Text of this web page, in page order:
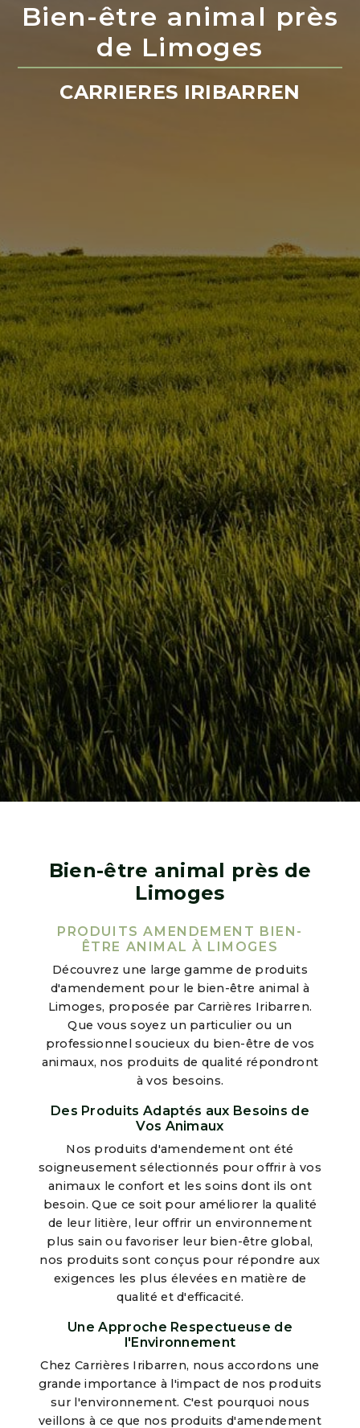
Bien-être animal près
de Limoges
CARRIERES IRIBARREN
Bien-être animal près de
Limoges
PRODUITS AMENDEMENT BIEN-
ÊTRE ANIMAL À LIMOGES
Découvrez une large gamme de produits
d'amendement pour le bien-être animal à
Limoges, proposée par Carrières Iribarren.
Que vous soyez un particulier ou un
professionnel soucieux du bien-être de vos
animaux, nos produits de qualité répondront
à vos besoins.
Des Produits Adaptés aux Besoins de
Vos Animaux
Nos produits d'amendement ont été
soigneusement sélectionnés pour offrir à vos
animaux le confort et les soins dont ils ont
besoin. Que ce soit pour améliorer la qualité
de leur litière, leur offrir un environnement
plus sain ou favoriser leur bien-être global,
nos produits sont conçus pour répondre aux
exigences les plus élevées en matière de
qualité et d'efficacité.
Une Approche Respectueuse de
l'Environnement
Chez Carrières Iribarren, nous accordons une
grande importance à l'impact de nos produits
sur l'environnement. C'est pourquoi nous
veillons à ce que nos produits d'amendement